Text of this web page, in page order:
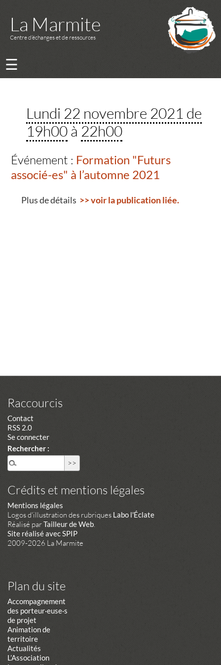
La Marmite
Centre d’échanges et de ressources
☰
Lundi 22 novembre 2021 de
19h00à 22h00
Événement : Formation "Futurs
associé-es" à l’automne 2021
Plus de détails >> voir la publication liée.
Raccourcis
Contact
RSS 2.0
Se connecter
Rechercher :
Crédits et mentions légales
Mentions légales
Logos d'illustration des rubriques Labo l'Éclate
Réalisé parTailleur de Web.
Site réalisé avec SPIP
2009-2026 La Marmite
Plan du site
Accompagnement
des porteur·euse·s
de projet
Animation de
territoire
Actualités
L’Association